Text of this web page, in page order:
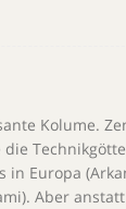
Kolume.
Europa
Aber